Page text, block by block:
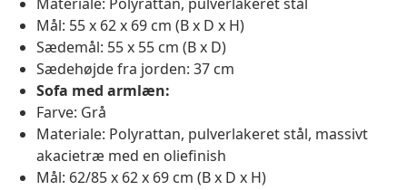
Mål: 55 x 62 x 69 cm (B x D x H)
Sædemål: 55 x 55 cm (B x D)
Sædehøjde fra jorden: 37 cm
Sofa med armlæn:
Farve: Grå
Materiale: Polyrattan, pulverlakeret stål, massivt
akacietræ med en oliefinish
Mål: 62/85 x 62 x 69 cm (B x D x H)